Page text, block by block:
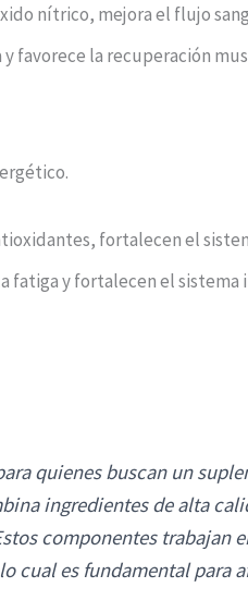
nítrico, mejora el flujo
favorece la recuperación
fortalecen el
fatiga y fortalecen el sistema
quienes buscan un
ingredientes de alta
componentes trabajan
cual es fundamental para